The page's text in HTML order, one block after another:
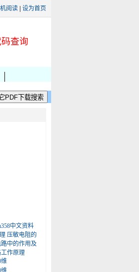
阅读 设为首页
查询
中文资料
压敏电阻的
中的作用及
作原理